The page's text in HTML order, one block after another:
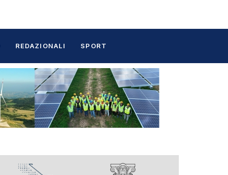
REDAZIONALI SPORT